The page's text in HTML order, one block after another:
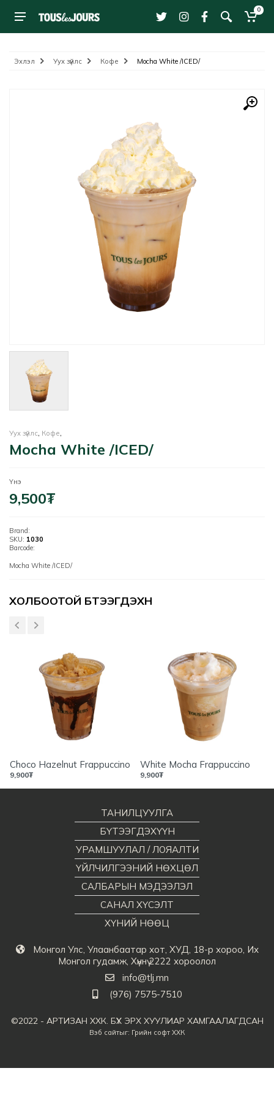
0
Эхлэл Уух зүйлс Кофе Mocha White /ICED/
Уух зүйлс, Кофе,
Mocha White /ICED/
Үнэ
9,500₮
Brand:
SKU: 1030
Barcode:
Mocha White /ICED/
Үзүүлэлтүүд
ХОЛБООТОЙ БҮТЭЭГДЭХҮҮН
Choco Hazelnut Frappuccino
9,900₮
White Mocha Frappuccino
9,900₮
Монгол Улс, Улаанбаатар хот, ХУД, 18-р хороо, Их
Монгол гудамж, Хүннү 2222 хороолол
info@tlj.mn
(976) 7575-7510
ТАНИЛЦУУЛГА
БҮТЭЭГДЭХҮҮН
УРАМШУУЛАЛ / ЛОЯАЛТИ
ҮЙЛЧИЛГЭЭНИЙ НӨХЦӨЛ
САЛБАРЫН МЭДЭЭЛЭЛ
САНАЛ ХҮСЭЛТ
ХҮНИЙ НӨӨЦ
©2022 - АРТИЗАН ХХК. БҮХ ЭРХ ХУУЛИАР ХАМГААЛАГДСАН
Вэб сайтыг: Грийн софт ХХК